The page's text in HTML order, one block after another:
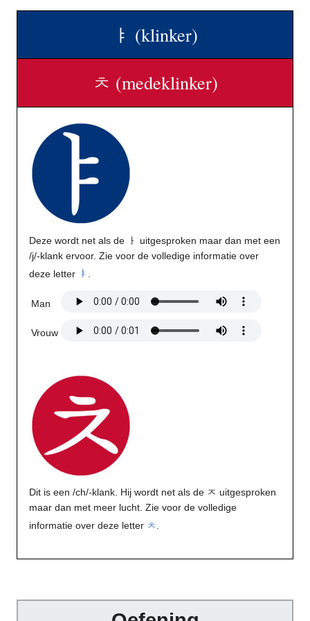
ㅑ (klinker)
ㅊ (medeklinker)
Deze wordt net als de ㅏ uitgesproken maar dan met een
/j/-klank ervoor. Zie voor de volledige informatie over
deze letter
ㅑ
Man
Vrouw
Dit is een /ch/-klank. Hij wordt net als de ㅈ uitgesproken
maar dan met meer lucht. Zie voor de volledige
informatie over deze letter ㅊ